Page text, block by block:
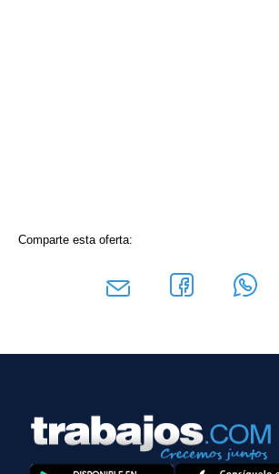
Comparte esta oferta: